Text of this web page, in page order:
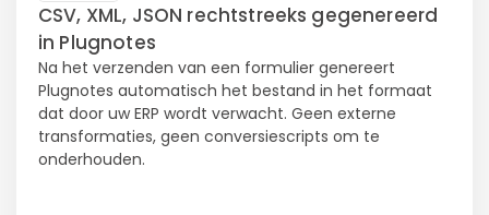
CSV, XML, JSON rechtstreeks gegenereerd
in Plugnotes
Na het verzenden van een formulier genereert
Plugnotes automatisch het bestand in het formaat
dat door uw ERP wordt verwacht. Geen externe
transformaties, geen conversiescripts om te
onderhouden.